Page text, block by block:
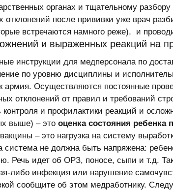
органах и тщательному
после прививки уже врач
встречаются намного реже),  и
и выраженных реакций на
инструкции для медперсонала по
по уровню дисциплины и
армия. Осуществляются постоянные
отклонений от правил и требований
и профилактики реакций и
выше) – это оценка состояния ребенка
– это нагрузка на систему
система не должна быть напряжена:
Речь идет об ОРЗ, поносе, сыпи и т.д.
либо инфекция или нарушение
сообщите об этом медработнику.